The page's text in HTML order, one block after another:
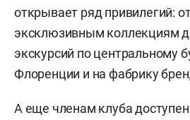
открывает ряд привилегий:
эксклюзивным коллекциям
экскурсий по центральному
Флоренции и на фабрику
А еще членам клуба